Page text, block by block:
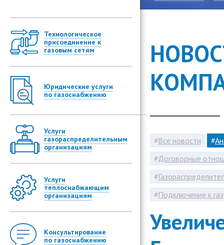
Технологическое
присоединение к
газовым сетям
сетям
газа")
мощности
Юридические услуги
по газоснабжению
сфере
Услуги
газораспределительным
организациям
Реестр
Расчет
энергию
Услуги
теплоснабжающим
организациям
Подготовка
размера
Расчет и
Консультирование
по газоснабжению
Устные
Все новости
Договорные
Подключение к